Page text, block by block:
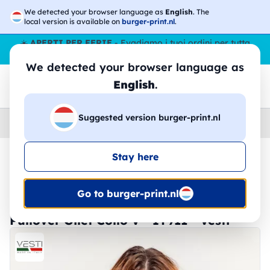
We detected your browser language as English. The
local version is available on burger-print.nl.
We detected your browser language as
English.
Suggested version burger-print.nl
Stay here
Go to burger-print.nl
☀️APERTI PER FERIE- Evadiamo i tuoi ordini per tutta
Maglioni › Uomo
🔥 -30% Stampa DTF
Pullover Gilet Collo V - IT911 - Vesti